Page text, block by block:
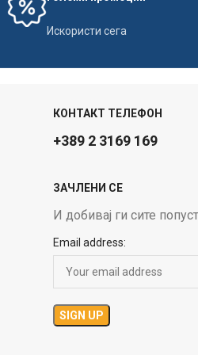
Искористи сега
КОНТАКТ ТЕЛЕФОН
+389 2 3169 169
ЗАЧЛЕНИ СЕ
И добивај ги сите
Email address: